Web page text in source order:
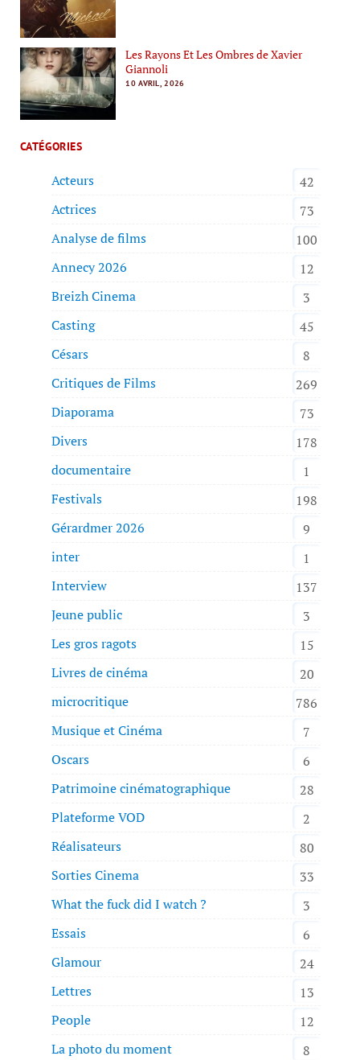
Les Rayons Et Les Ombres de Xavier
Giannoli
10 AVRIL, 2026
CATÉGORIES
Acteurs
42
Actrices
73
Analyse de films
100
Annecy 2026
12
Breizh Cinema
3
Casting
45
Césars
8
Critiques de Films
269
Diaporama
73
Divers
178
documentaire
1
Festivals
198
Gérardmer 2026
9
inter
1
Interview
137
Jeune public
3
Les gros ragots
15
Livres de cinéma
20
microcritique
786
Musique et Cinéma
7
Oscars
6
Patrimoine cinématographique
28
Plateforme VOD
2
Réalisateurs
80
Sorties Cinema
33
What the fuck did I watch ?
3
Essais
6
Glamour
24
Lettres
13
People
12
La photo du moment
8